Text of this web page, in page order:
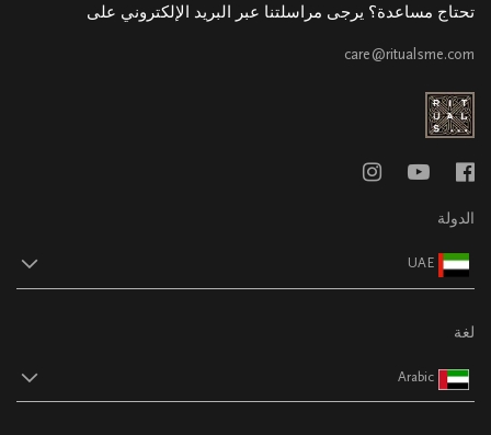
تحتاج مساعدة؟ يرجى مراسلتنا عبر البريد الإلكتروني على
care@ritualsme.com
الدولة
UAE
لغة
Arabic